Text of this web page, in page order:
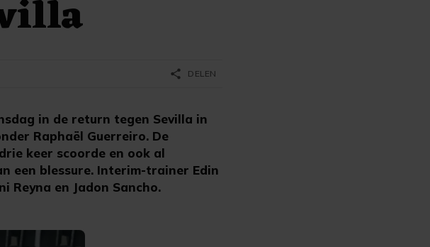
in de return tegen Sevilla in
Raphaël Guerreiro. De
keer scoorde en ook al
een blessure. Interim-trainer Edin
Reyna en Jadon Sancho.
share DELEN